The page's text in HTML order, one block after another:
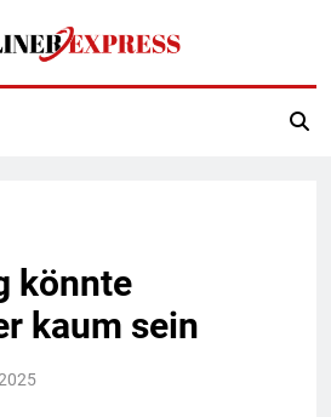
Express
könnte
kaum sein